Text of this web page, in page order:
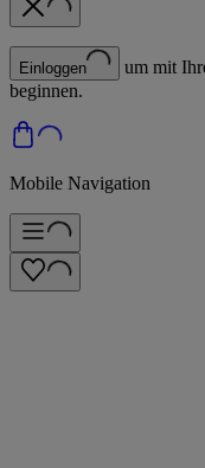
Einloggen
um mit
beginnen.
Mobile Navigation